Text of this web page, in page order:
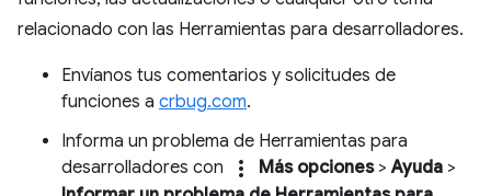
relacionado con las Herramientas para desarrolladores.
Envíanos tus comentarios y solicitudes de
funciones a crbug.com.
Informa un problema de Herramientas para
desarrolladores con
more_vert Más opciones>Ayuda >